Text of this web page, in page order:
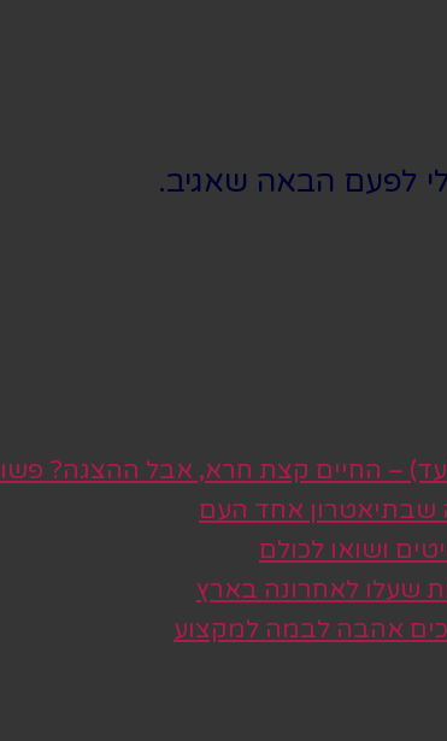
לפעם הבאה שאגיב.
– החיים קצת חרא, אבל ההצגה?
שבתיאטרון אחד העם
ושואו לכולם
שעלו לאחרונה בארץ
אהבה לבמה למקצוע